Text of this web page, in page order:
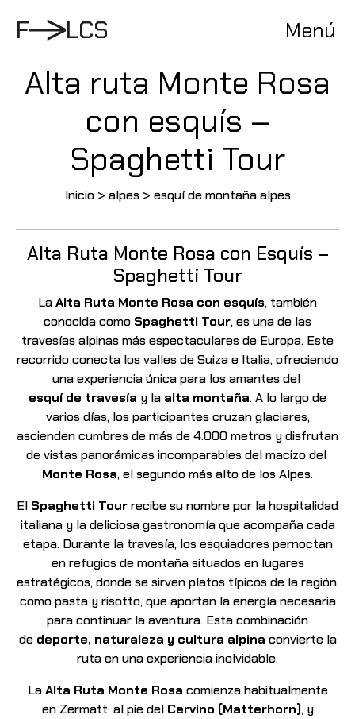
contenido
F LCS Menú
Alta ruta Monte Rosa
con esquís –
Spaghetti Tour
Inicio> alpes> esquí de montaña alpes
Alta Ruta Monte Rosa con Esquís –
Spaghetti Tour
LaAlta Ruta Monte Rosa con esquís, también
conocida como Spaghetti Tour, es una de las
travesíasalpinas más espectaculares de Europa. Este
recorrido conecta los valles de Suiza e Italia, ofreciendo
una experiencia única para los amantes del
esquí de travesía y la alta montaña. A lo largo de
varios días, los participantes cruzan glaciares,
ascienden cumbres de más de 4.000 metros y disfrutan
de vistas panorámicas incomparables del macizo del
Monte Rosa, el segundo más alto de los Alpes.
El Spaghetti Tourrecibe su nombre por la hospitalidad
italiana y la deliciosa gastronomía que acompaña cada
etapa. Durante la travesía, losesquiadores pernoctan
en refugios de montaña situados en lugares
estratégicos, donde se sirven platos típicos de la región,
como pasta y risotto, que aportan la energía necesaria
para continuar la aventura. Esta combinación
de deporte, naturaleza y cultura alpina convierte la
ruta en una experiencia inolvidable.
LaAlta Ruta Monte Rosa comienza habitualmente
enZermatt, al pie del Cervino (Matterhorn), y